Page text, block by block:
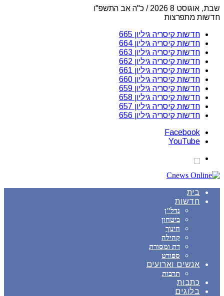
שבת, אוגוסט 8 2026 / כ"ה אב התשפ"ו
חדשות מתפרצות
חדשות קיסריה גיליון 665
חדשות קיסריה גיליון 664
חדשות קיסריה גיליון 663
חדשות קיסריה גיליון 662
חדשות קיסריה גיליון 661
חדשות קיסריה גיליון 660
חדשות קיסריה גיליון 659
חדשות קיסריה גיליון 658
חדשות קיסריה גיליון 657
חדשות קיסריה גיליון 656
Facebook
YouTube
בית
חדשות
נדל"ן
ביטחון
חינוך
קהילה
דת ומסורת
ספורט
אנשים וארועים
תרבות
כתבות
בלוגים